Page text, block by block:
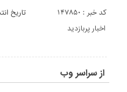
کد خبر : 147850 تاریخ انتشار
اخبار پربازدید
از سراسر وب